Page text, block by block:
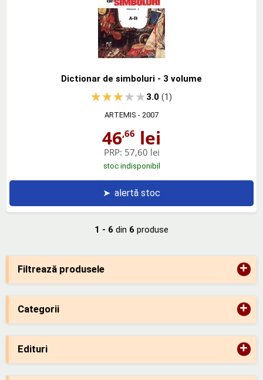
Filtrează produsele +
Categorii +
Edituri +
Dictionar de simboluri - 3 volume
3.0(1)
ARTEMIS - 2007
46,66 lei
PRP: 57,60 lei
stoc indisponibil
➤ alertă stoc
1 - 6 din 6 produse